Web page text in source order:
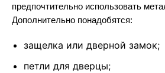
предпочтительно использовать
Дополнительно понадобятся:
защелка или дверной замок;
петли для дверцы;